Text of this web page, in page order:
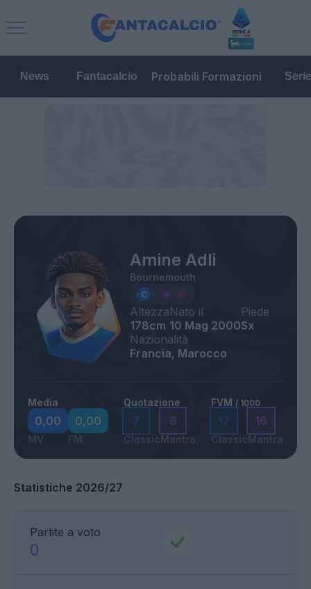
News Fantacalcio Probabili Formazioni
Amine Adli
Bournemouth
Altezza
178cm
Nato il
10 Mag 2000
Piede
Sx
Nazionalità
Francia, Marocco
Media
0,00
MV
0,00
FM
Quotazione
7
Classic
6
Mantra
FVM / 1000
17
Classic
16
Mantra
Statistiche 2026/27
Partite a voto
0